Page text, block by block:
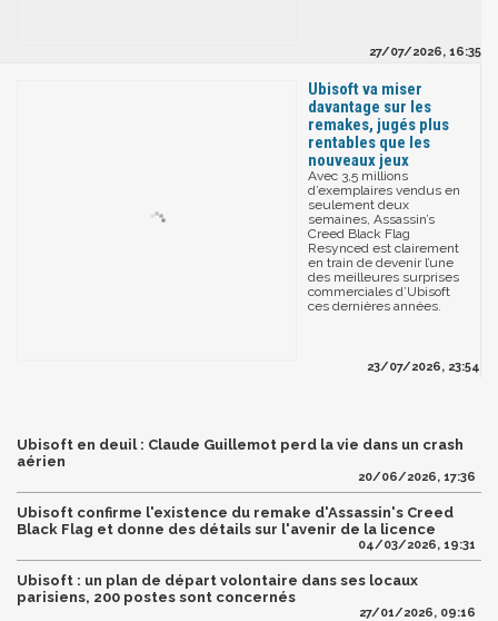
27/07/2026, 16:35
Ubisoft va miser
davantage sur les
remakes, jugés plus
rentables que les
nouveaux jeux
Avec 3,5 millions
d’exemplaires vendus en
seulement deux
semaines, Assassin’s
Creed Black Flag
Resynced est clairement
en train de devenir l’une
des meilleures surprises
commerciales d’Ubisoft
ces dernières années.
23/07/2026, 23:54
Ubisoft en deuil : Claude Guillemot perd la vie dans un crash
aérien
20/06/2026, 17:36
Ubisoft confirme l'existence du remake d'Assassin's Creed
Black Flag et donne des détails sur l'avenir de la licence
04/03/2026, 19:31
Ubisoft : un plan de départ volontaire dans ses locaux
parisiens, 200 postes sont concernés
27/01/2026, 09:16